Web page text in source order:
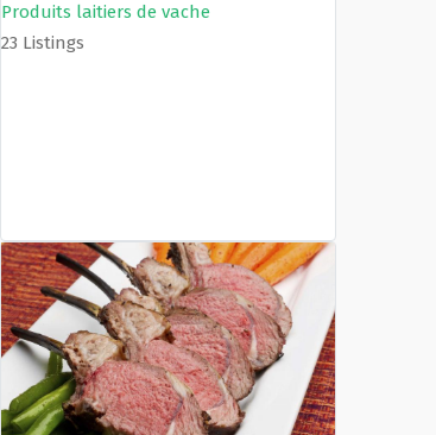
Produits laitiers de vache
23 Listings